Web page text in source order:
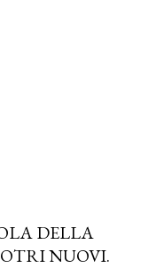
DELLA
NUOVI.